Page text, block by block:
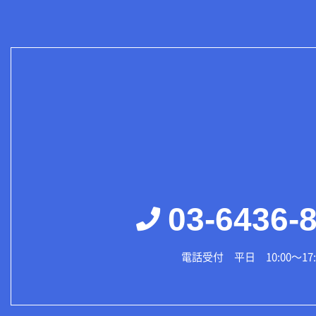
03-6436-
電話受付 平日 10:00～